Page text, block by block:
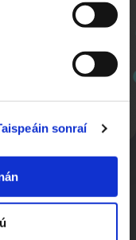
sonraí
1:49